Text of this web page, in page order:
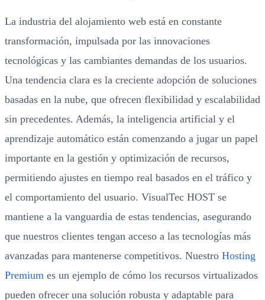
La industria del alojamiento web está en constante
transformación, impulsada por las innovaciones
tecnológicas y las cambiantes demandas de los usuarios.
Una tendencia clara es la creciente adopción de soluciones
basadas en la nube, que ofrecen flexibilidad y escalabilidad
sin precedentes. Además, la inteligencia artificial y el
aprendizaje automático están comenzando a jugar un papel
importante en la gestión y optimización de recursos,
permitiendo ajustes en tiempo real basados en el tráfico y
el comportamiento del usuario. VisualTec HOST se
mantiene a la vanguardia de estas tendencias, asegurando
que nuestros clientes tengan acceso a las tecnologías más
avanzadas para mantenerse competitivos. Nuestro Hosting
Premium es un ejemplo de cómo los recursos virtualizados
pueden ofrecer una solución robusta y adaptable para